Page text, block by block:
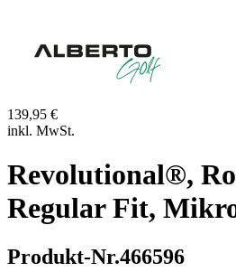
139,95 €
inkl. MwSt.
Revolutional®,
Regular Fit,
Produkt-Nr.466596